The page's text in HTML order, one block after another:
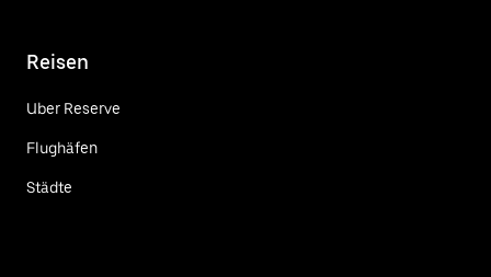
Reisen
Uber Reserve
Flughäfen
Städte